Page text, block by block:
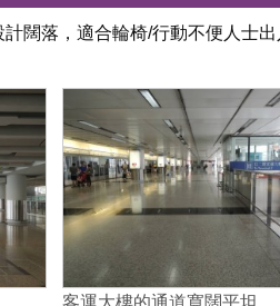
闊落，適合輪椅/行動不便人士出